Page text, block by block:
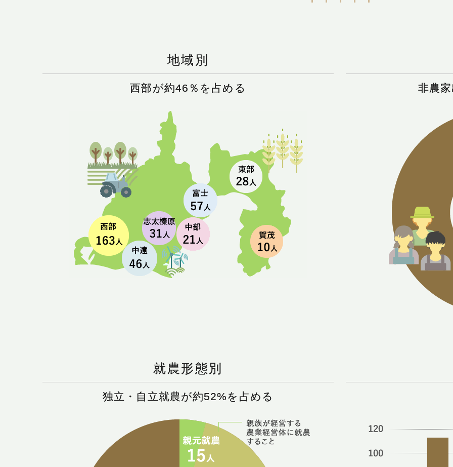
地域別
西部が約46％を占める 非農
就農形態別
独立・自立就農が約52%を占める